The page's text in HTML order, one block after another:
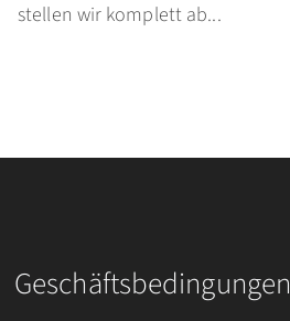
stellen wir komplett ab...
Geschäftsbedingungen